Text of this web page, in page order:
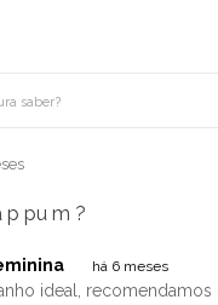
p pu m ?
há 6 meses
ideal,